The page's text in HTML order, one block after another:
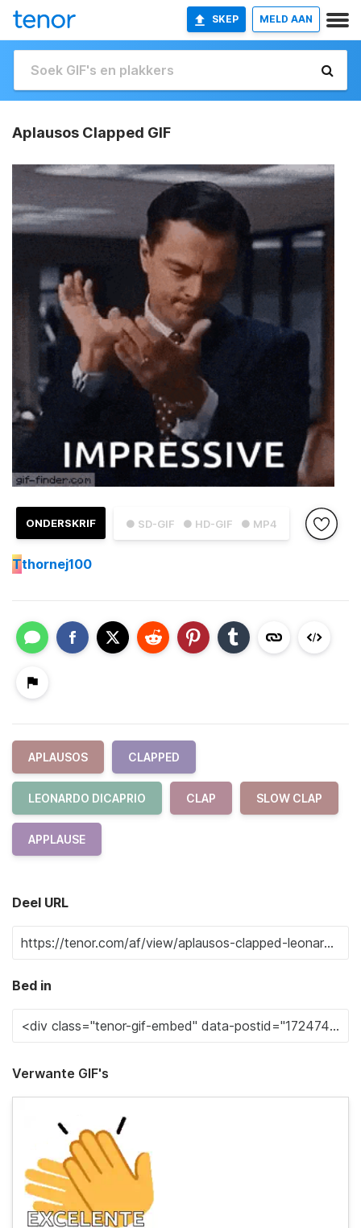
SKEP MELD AAN
Aplausos Clapped GIF
● SD-GIF ● HD-GIF ● MP4
ONDERSKRIF
Tthornej100
APLAUSOS CLAPPED
LEONARDO DICAPRIO CLAP SLOW CLAP
APPLAUSE
Deel URL
Bed in
Verwante GIF's